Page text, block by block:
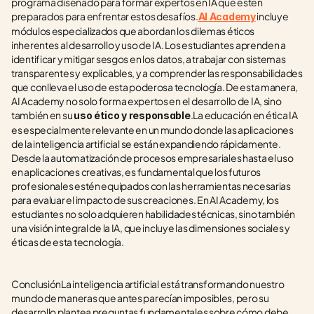
preparados para enfrentar estos desafíos.AI Academy incluye
módulos especializados que abordan los dilemas éticos
inherentes al desarrollo y uso de IA. Los estudiantes aprenden a
identificar y mitigar sesgos en los datos, a trabajar con sistemas
transparentes y explicables, y a comprender las responsabilidades
que conlleva el uso de esta poderosa tecnología. De esta manera,
AI Academy no solo forma expertos en el desarrollo de IA, sino
también en su uso ético y responsable.La educación en ética IA
es especialmente relevante en un mundo donde las aplicaciones
de la inteligencia artificial se están expandiendo rápidamente.
Desde la automatización de procesos empresariales hasta el uso
en aplicaciones creativas, es fundamental que los futuros
profesionales estén equipados con las herramientas necesarias
para evaluar el impacto de sus creaciones. En AI Academy, los
estudiantes no solo adquieren habilidades técnicas, sino también
una visión integral de la IA, que incluye las dimensiones sociales y
éticas de esta tecnología.
ConclusiónLa inteligencia artificial está transformando nuestro
mundo de maneras que antes parecían imposibles, pero su